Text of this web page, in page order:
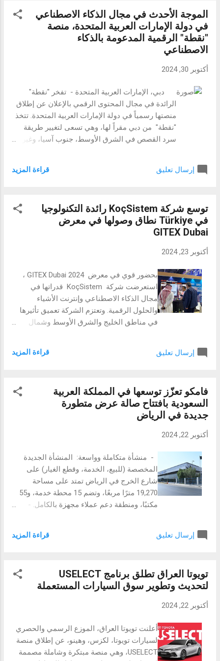
النقاط في الربع الثالث من عام 2024: 1.زيادة
عدد المستخدمين إلى 45 مليون مستخدم
المشفرة من حيث حجم التداول. وكانت عروض
المنتجات المبتكرة التي تقدمها المنصة وتوسعها
في مناطق جديدة مثل أفريقيا وجنوب آسيا
وجنوب شرق آسيا سببًا رئيسيًا في نمو قاعدة
مستخدميها بنسبة 400% منذ العام الماضي.
ويتماشى تركيز الشركة على سهولة الوصول
لتمكين الحرية المالية للجميع. 2.توسيع عروض
الموجة الأحدث في مجال الذكاء الاصطناعي
في دولة الإمارات العربية المتحدة، منصة
"نقطة" الرقمية المدعومة بالذكاء
الاصطناعي
أكتوبر 30, 2024
دبي، الإمارات العربية المتحدة - تفخر "نقطة"
الرائدة في مجال المحتوى الرقمي بالإعلان عن إطلاق
منصتها رسمياً في دولة الإمارات العربية المتحدة. تتخذ
"نقطة" من دبي مقراً لها، وهي تسعى لتغيير طريقة
سرد القصص في الشرق الأوسط، جنوب آسيا، وغيرها
المعمقة في مجالات متنوعة مثل الأعمال، أخبار نمط
على تقنية "ريبيل موس"، والتي تعمل على تبسيط
العملية التحريرية، وتعزيز الزيارات العضوية للمنصة،
وتقديم توصيات محتوى ذات صلة تضمن تحسين تجربة
تعمل "نقطة" على تحويل الإعلام الرقمي من خلال
أنظمة ذكاء اصطناعي متطورة، مما يخلق تجربة سلسة
للمستخدمين والموظفين عبر عدة قنوات. قال كامران
خان، المؤسس والرئيس التنفيذي لمنصة نقطة: "في
نقطة، نسعى إلى إيصال الأصوات التي تستحق أن
تُسمع وتقديم رؤية واضحة وسط...
إرسال تعليق قراءة المزيد
توسع شركة KoçSistem رائدة التكنولوجيا
في Türkiye نطاق وصولها في معرض
GITEX Dubai
أكتوبر 23, 2024
بحضور قوي في معرض GITEX Dubai 2024 ،
استعرضت شركة KoçSistem قدراتها في
مجال الذكاء الاصطناعي وإنترنت الأشياء
والحلول الرقمية. وتعتزم الشركة تعميق تأثيرها
في مناطق الخليج والشرق الأوسط وشمال
دبي — شاركت KoçSistem ، وهي إحدى موفري
والأربعين الذي انعقد في دبي في الفترة من 14
إلى 18 أكتوبر 2024. وبفضل تقديمها لحلولها
المبتكرة من خلال شركتيها التابعتين لها،
العالمية، مؤكدةً التزامها بتوسيع نفوذها في
منطقة الخليج ومنطقة الشرق الأوسط وشمال
إفريقيا. وتُعد جميع تلك الشركات جزءًا من
مجموعة Koç، أكبر تجمع صناعي وخدمي في
Türkiye. كجزء من إستراتيجيتها لتوسيع نطاق
ريادة Türkiye التكنولوجية، تصدرت شركة
الذكاء الاصطناعي وإنترنت الأشياء والنشر
إرسال تعليق قراءة المزيد
فامكو تعزّز توسعها في المملكة العربية
السعودية بافتتاح صالة عرض متطورة
جديدة في الرياض
أكتوبر 22, 2024
- منشأة متكاملة وواسعة: المنشأة الجديدة
المخصصة (للبيع، الخدمة، وقطع الغيار) على
شارع الخرج في الرياض تمتد على مساحة
19,270 مترًا مربعًا، وتضم 15 محطة خدمة، و55
مكتبًا، ومنطقة دعم عملاء مجهزة بالكامل. -
السعودية، حيث تقدم علامات تجارية عالمية مثل
العملاء. - رفع مستوى الموثوقية: تؤكد عروض
فامكو المتكاملة للعملاء، بما في ذلك دعم ما بعد
ظل التحول السريع في المشهد التجاري والبنية
التحتية في المملكة العربية السعودية، واصلت
شركة الفطيم للسيارات والمعدات (فامكو)
توسعها القوي بافتتاح صالة عرض جديدة
إرسال تعليق قراءة المزيد
تويوتا العراق تطلق برنامج USELECT
لتحديث وتطوير سوق السيارات المستعملة
أكتوبر 22, 2024
أعلنت تويوتا العراق، الموزع الرسمي والحصري
لسيارات تويوتا، لكزس، وهينو، عن إطلاق منصة
USELECT، وهي منصة مبتكرة وشاملة مصممة